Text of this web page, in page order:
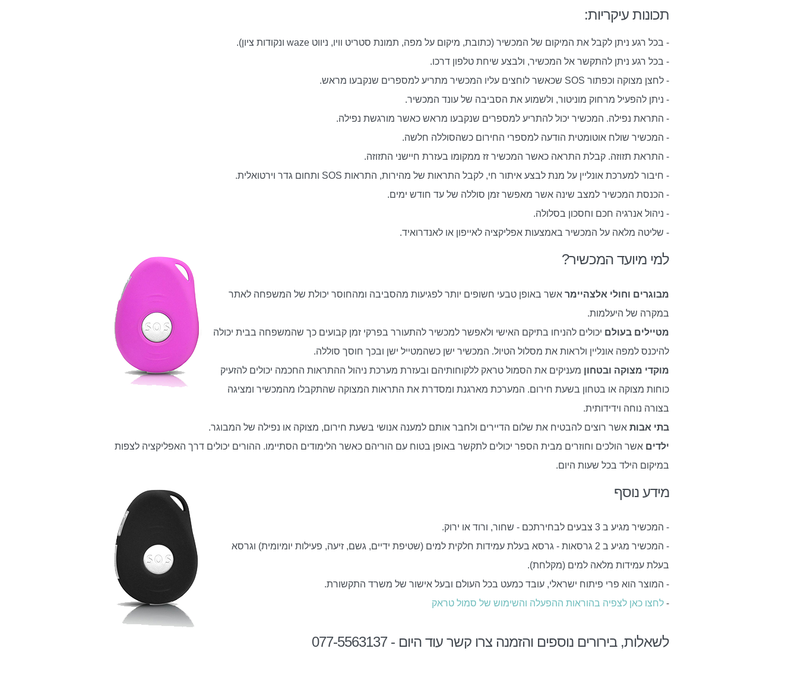
תכונות עיקריות:
- בכל רגע ניתן לקבל את המיקום של המכשיר (כתובת, מיקום על מפה, תמונת סטריט וויו, ניווט waze ונקודות ציון).
- בכל רגע ניתן להתקשר אל המכשיר, ולבצע שיחת טלפון דרכו.
- לחצן מצוקה וכפתור SOS שכאשר לוחצים עליו המכשיר מתריע למספרים שנקבעו מראש.
- ניתן להפעיל מרחוק מוניטור, ולשמוע את הסביבה של עונד המכשיר.
- התראת נפילה. המכשיר יכול להתריע למספרים שנקבעו מראש כאשר מורגשת נפילה.
- המכשיר שולח אוטומטית הודעה למספרי החירום כשהסוללה חלשה.
- התראת תזוזה. קבלת התראה כאשר המכשיר זז ממקומו בעזרת חיישני התזוזה.
- חיבור למערכת אונליין על מנת לבצע איתור חי, לקבל התראות של מהירות, התראות SOS ותחום גדר וירטואלית.
- הכנסת המכשיר למצב שינה אשר מאפשר זמן סוללה של עד חודש ימים.
- ניהול אנרגיה חכם וחסכון בסלולה.
- שליטה מלאה על המכשיר באמצעות אפליקציה לאייפון או לאנדרואיד.
למי מיועד המכשיר?
מבוגרים וחולי אלצהיימר אשר באופן טבעי חשופים יותר לפגיעות מהסביבה ומהחוסר יכולת של המשפחה לאתר
במקרה של היעלמות.
מטיילים בעולם יכולים להניחו בתיקם האישי ולאפשר למכשיר להתעורר בפרקי זמן קבועים כך שהמשפחה בבית יכולה
להיכנס למפה אונליין ולראות את מסלול הטיול. המכשיר ישן כשהמטייל ישן ובכך חוסך סוללה.
מוקדי מצוקה ובטחון מעניקים את הסמול טראק ללקוחותיהם ובעזרת מערכת ניהול ההתראות החכמה יכולים להזעיק
כוחות מצוקה או בטחון בשעת חירום. המערכת מארגנת ומסדרת את התראות המצוקה שהתקבלו מהמכשיר ומציגה
בצורה נוחה וידידותית.
בתי אבות אשר רוצים להבטיח את שלום הדיירים ולחבר אותם למענה אנושי בשעת חירום, מצוקה או נפילה של המבוגר.
ילדים אשר הולכים וחוזרים מבית הספר יכולים לתקשר באופן בטוח עם הוריהם כאשר הלימודים הסתיימו. ההורים יכולים דרך האפליקציה לצפות
במיקום הילד בכל שעות היום.
מידע נוסף
- המכשיר מגיע ב 3 צבעים לבחירתכם - שחור, ורוד או ירוק.
- המכשיר מגיע ב 2 גרסאות - גרסא בעלת עמידות חלקית למים (שטיפת ידיים, גשם, זיעה, פעילות יומיומית) וגרסא
בעלת עמידות מלאה למים (מקלחת).
- המוצר הוא פרי פיתוח ישראלי, עובד כמעט בכל העולם ובעל אישור של משרד התקשורת.
- לחצו כאן לצפיה בהוראות ההפעלה והשימוש של סמול טראק
לשאלות, בירורים נוספים והזמנה צרו קשר עוד היום - 077-5563137